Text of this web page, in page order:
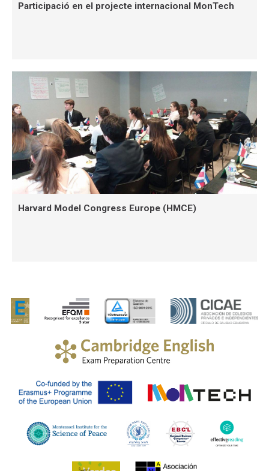
Participació en el projecte internacional MonTech
Harvard Model Congress Europe (HMCE)